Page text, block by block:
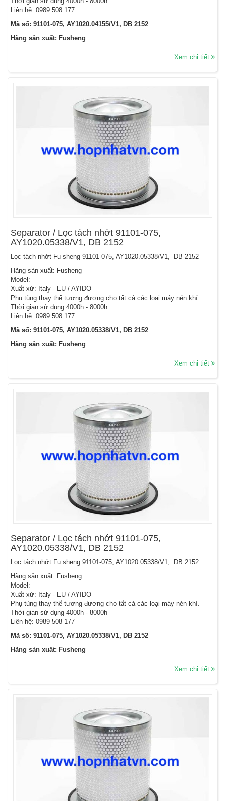
Liên hệ: 0989 508 177
Mã số: 91101-075, AY1020.04155/V1, DB 2152
Hãng sản xuất: Fusheng
Xem chi tiết
Separator / Lọc tách nhớt 91101-075,
AY1020.05338/V1, DB 2152
Lọc tách nhớt Fu sheng 91101-075, AY1020.05338/V1, DB 2152
Hãng sản xuất: Fusheng
Model:
Xuất xứ: Italy - EU / AYIDO
Phụ tùng thay thế tương đương cho tất cả các loại máy nén khí.
Thời gian sử dụng 4000h - 8000h
Liên hệ: 0989 508 177
Mã số: 91101-075, AY1020.05338/V1, DB 2152
Hãng sản xuất: Fusheng
Xem chi tiết
Separator / Lọc tách nhớt 91101-075,
AY1020.05338/V1, DB 2152
Lọc tách nhớt Fu sheng 91101-075, AY1020.05338/V1, DB 2152
Hãng sản xuất: Fusheng
Model:
Xuất xứ: Italy - EU / AYIDO
Phụ tùng thay thế tương đương cho tất cả các loại máy nén khí.
Thời gian sử dụng 4000h - 8000h
Liên hệ: 0989 508 177
Mã số: 91101-075, AY1020.05338/V1, DB 2152
Hãng sản xuất: Fusheng
Xem chi tiết